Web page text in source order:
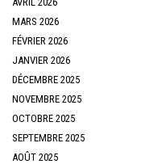
MARS 2026
FÉVRIER 2026
JANVIER 2026
DÉCEMBRE 2025
NOVEMBRE 2025
OCTOBRE 2025
SEPTEMBRE 2025
AOÛT 2025